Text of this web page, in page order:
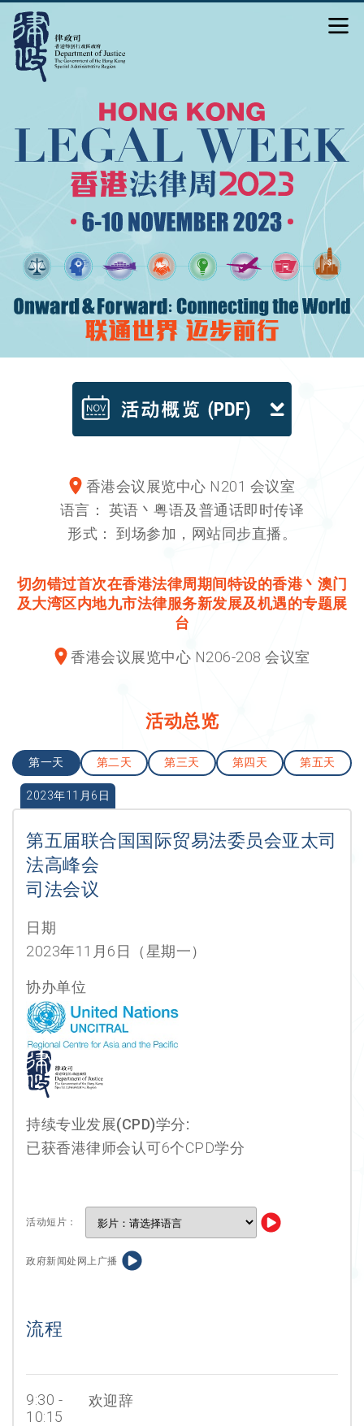
香港会议展览中心 N201 会议室
语言：
英语丶粤语及普通话即时传译
形式：
到场参加，网站同步直播。
切勿错过首次在香港法律周期间特设的香港丶澳门
及大湾区内地九市法律服务新发展及机遇的专题展
台
香港会议展览中心 N206-208 会议室
活动总览
第一天
2023年11月6日
第二天 第三天 第四天 第五天
第五届联合国国际贸易法委员会亚太司
法高峰会
司法会议
日期
2023年11月6日（星期一）
协办单位
持续专业发展(CPD)学分:
已获香港律师会认可6个CPD学分
活动短片：
政府新闻处网上广播
流程
9:30 -
10:15
欢迎辞